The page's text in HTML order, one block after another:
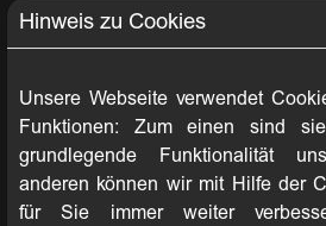
Betrieb des Quartiers sowie
Wohnqualität für die
und Mieter.
„Mit dem Pfarrwiesenpark
Mietwohnungen und
Millionen Euro zugleich in
Hinweis zu Cookies
Unsere Webseite verwendet
Funktionen: Zum einen sind
grundlegende Funktionalität
anderen können wir mit Hilfe der
für Sie immer weiter